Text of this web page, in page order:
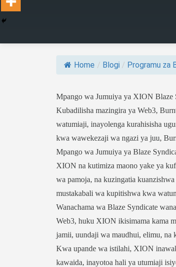
Home / Blogi / Programu za
Mpango wa Jumuiya ya XION Blaze
Kubadilisha mazingira ya Web3,
watumiaji, inayolenga kurahisisha
kwa wawekezaji wa ngazi ya juu,
Mpango wa Jumuiya ya Blaze
XION na kutimiza maono yake ya
wa pamoja, na kuzingatia
mustakabali wa kupitishwa kwa
Wanachama wa Blaze Syndicate
Web3, huku XION ikisimama kama
jamii, uundaji wa maudhui, elimu,
Kwa upande wa istilahi, XION
kawaida, inayotoa hali ya utumiaji